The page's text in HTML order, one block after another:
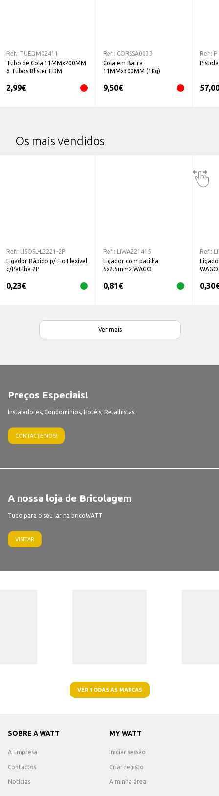
Ref.: TUEDM02411
Tubo de Cola 11MMx200MM
6 Tubos Blister EDM
2,99€
Ref.: CORSSA0033
Cola em Barra
11MMx300MM (1Kg)
9,50€
Ref.:
57,00
Os mais vendidos
Ref.:
LISOSL-L2221-2P
Ligador Rápido p/ Fio Flexível
c/Patilha 2P
0,23€
Ref.:
LIWA221415
Ligador com patilha
5x2.5mm2 WAGO
0,81€
Ref.:
WAGO
0,30€
Ver mais
Preços Especiais!
Instaladores, Condomínios, Hotéis, Retalhistas
CONTACTE-NOS!
A nossa loja de Bricolagem
Tudo para o seu lar na bricoWATT
VISITAR
VER TODAS AS MARCAS
SOBRE A WATT
A Empresa
Contactos
Notícias
MY WATT
Iniciar sessão
Criar registo
A minha área